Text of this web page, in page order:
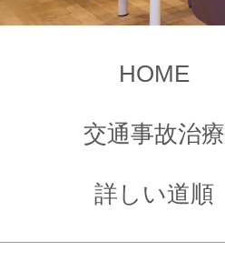
HOME
交通事故治療
詳しい道順